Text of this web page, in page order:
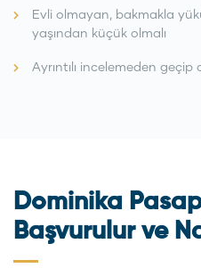
Evli olmayan, bakmakla
yaşından küçük olmalı
Ayrıntılı incelemeden geçip
Dominika
Başvurulur ve